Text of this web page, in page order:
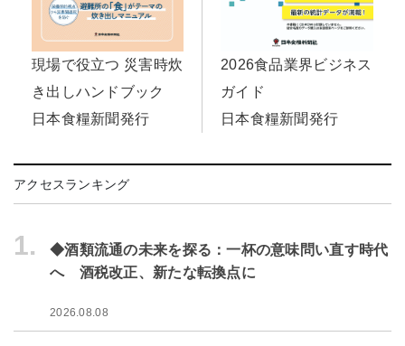
現場で役立つ 災害時炊
き出しハンドブック
日本食糧新聞発行
2026食品業界ビジネス
ガイド
日本食糧新聞発行
アクセスランキング
1.
◆酒類流通の未来を探る：一杯の意味問い直す時代
へ 酒税改正、新たな転換点に
2026.08.08